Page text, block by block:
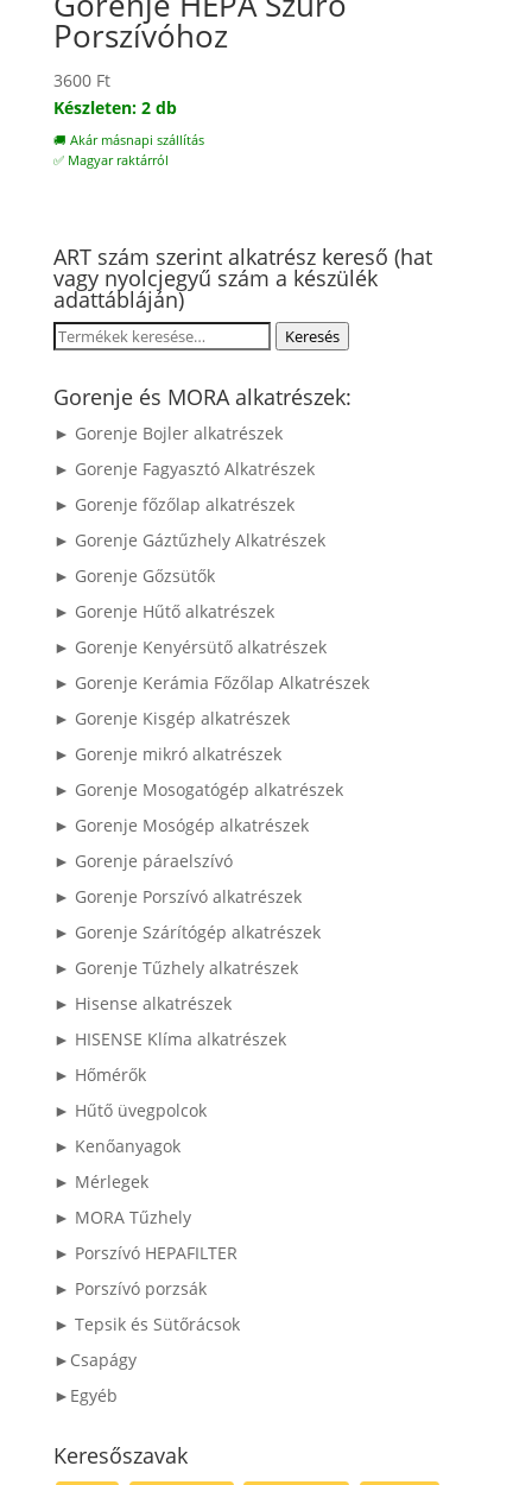
Porszívóhoz
3600 Ft
Készleten: 2 db
🚚 Akár másnapi szállítás
✅ Magyar raktárról
ART szám szerint alkatrész kereső (hat
vagy nyolcjegyű szám a készülék
adattábláján)
Keresés
következőre:
Keresés
Gorenje és MORA alkatrészek:
► Gorenje Bojler alkatrészek
► Gorenje Fagyasztó Alkatrészek
► Gorenje főzőlap alkatrészek
► Gorenje Gáztűzhely Alkatrészek
► Gorenje Gőzsütők
► Gorenje Hűtő alkatrészek
► Gorenje Kenyérsütő alkatrészek
► Gorenje Kerámia Főzőlap Alkatrészek
► Gorenje Kisgép alkatrészek
► Gorenje mikró alkatrészek
► Gorenje Mosogatógép alkatrészek
► Gorenje Mosógép alkatrészek
► Gorenje páraelszívó
► Gorenje Porszívó alkatrészek
► Gorenje Szárítógép alkatrészek
► Gorenje Tűzhely alkatrészek
► Hisense alkatrészek
► HISENSE Klíma alkatrészek
► Hőmérők
► Hűtő üvegpolcok
► Kenőanyagok
► Mérlegek
► MORA Tűzhely
► Porszívó HEPAFILTER
► Porszívó porzsák
► Tepsik és Sütőrácsok
►Csapágy
►Egyéb
Keresőszavak